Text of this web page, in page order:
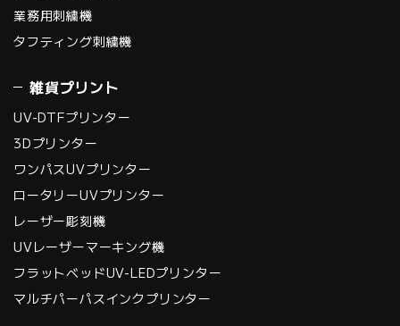
業務用刺繍機
タフティング刺繍機
雑貨プリント
UV-DTFプリンター
3Dプリンター
ワンパスUVプリンター
ロータリーUVプリンター
レーザー彫刻機
UVレーザーマーキング機
フラットベッドUV-LEDプリンター
マルチパーパスインクプリンター